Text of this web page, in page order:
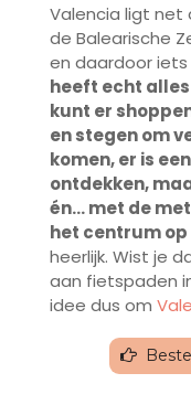
Valencia ligt net
de Balearische
en daardoor
heeft echt
kunt er
en stegen om
komen, er is
ontdekken,
én… met de
het centrum
heerlijk. Wist je
aan fietspaden
idee dus om